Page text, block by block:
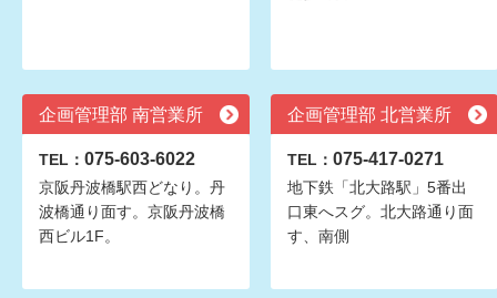
企画管理部 南営業所
TEL： 075-603-6022
京阪丹波橋駅西どなり。丹
波橋通り面す。京阪丹波橋
西ビル1F。
企画管理部 北営業所
TEL： 075-417-0271
地下鉄「北大路駅」5番出
口東へスグ。北大路通り面
す、南側